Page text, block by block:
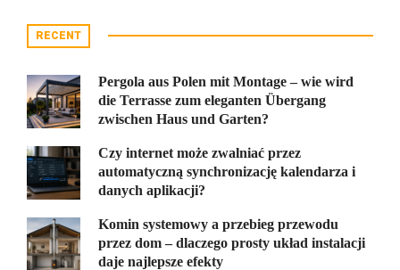
RECENT
Pergola aus Polen mit Montage – wie wird
die Terrasse zum eleganten Übergang
zwischen Haus und Garten?
Czy internet może zwalniać przez
automatyczną synchronizację kalendarza i
danych aplikacji?
Komin systemowy a przebieg przewodu
przez dom – dlaczego prosty układ instalacji
daje najlepsze efekty